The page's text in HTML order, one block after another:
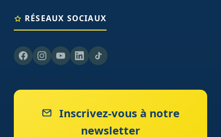
RÉSEAUX SOCIAUX
Inscrivez-vous à notre
newsletter